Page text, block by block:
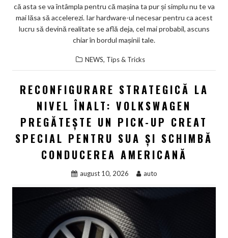
că asta se va întâmpla pentru că mașina ta pur și simplu nu te va
mai lăsa să accelerezi. Iar hardware-ul necesar pentru ca acest
lucru să devină realitate se află deja, cel mai probabil, ascuns
chiar în bordul mașinii tale.
NEWS, Tips & Tricks
RECONFIGURARE STRATEGICĂ LA
NIVEL ÎNALT: VOLKSWAGEN
PREGĂTEȘTE UN PICK-UP CREAT
SPECIAL PENTRU SUA ȘI SCHIMBĂ
CONDUCEREA AMERICANĂ
august 10, 2026 auto